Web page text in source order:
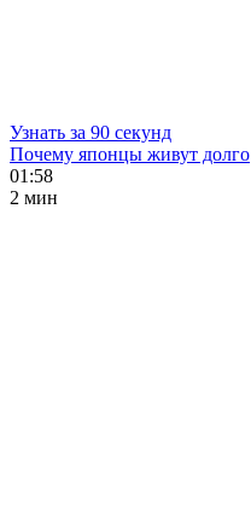
Узнать за 90 секунд
Почему японцы живут долго
01:58
2 мин